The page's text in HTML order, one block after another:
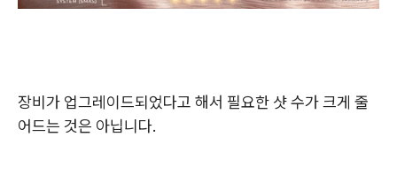
장비가 업그레이드되었다고 해서 필요한 샷 수가 크게 줄
어드는 것은 아닙니다.